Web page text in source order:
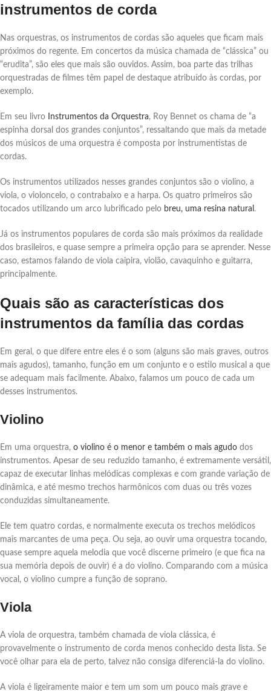
instrumentos de corda
Nas orquestras, os instrumentos de cordas são aqueles que ficam mais
próximos do regente. Em concertos da música chamada de “clássica” ou
“erudita”, são eles que mais são ouvidos. Assim, boa parte das trilhas
orquestradas de filmes têm papel de destaque atribuído às cordas, por
exemplo.
Em seu livro Instrumentos da Orquestra, Roy Bennet os chama de “a
espinha dorsal dos grandes conjuntos”, ressaltando que mais da metade
dos músicos de uma orquestra é composta por instrumentistas de
cordas.
Os instrumentos utilizados nesses grandes conjuntos são o violino, a
viola, o violoncelo, o contrabaixo e a harpa. Os quatro primeiros são
tocados utilizando um arco lubrificado pelo breu, uma resina natural .
Já os instrumentos populares de corda são mais próximos da realidade
dos brasileiros, e quase sempre a primeira opção para se aprender. Nesse
caso, estamos falando de viola caipira, violão, cavaquinho e guitarra,
principalmente.
Quais são as características dos
instrumentos da família das cordas
Em geral, o que difere entre eles é o som (alguns são mais graves, outros
mais agudos), tamanho, função em um conjunto e o estilo musical a que
se adequam mais facilmente. Abaixo, falamos um pouco de cada um
desses instrumentos.
Violino
Em uma orquestra, o violino é o menor e também o mais agudo dos
instrumentos. Apesar de seu reduzido tamanho, é extremamente versátil,
capaz de executar linhas melódicas complexas e com grande variação de
dinâmica, e até mesmo trechos harmônicos com duas ou três vozes
conduzidas simultaneamente.
Ele tem quatro cordas, e normalmente executa os trechos melódicos
mais marcantes de uma peça. Ou seja, ao ouvir uma orquestra tocando,
quase sempre aquela melodia que você discerne primeiro (e que fica na
sua memória depois de ouvir) é a do violino. Comparando com a música
vocal, o violino cumpre a função de soprano.
Viola
A viola de orquestra, também chamada de viola clássica, é
provavelmente o instrumento de corda menos conhecido desta lista. Se
você olhar para ela de perto, talvez não consiga diferenciá-la do violino.
A viola é ligeiramente maior e tem um som um pouco mais grave e